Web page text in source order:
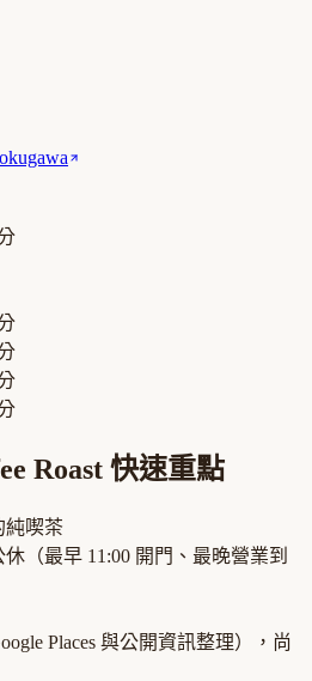
Roast 快速重點
純喫茶
休 （最早 11:00 開門、最晚營業到
Places 與公開資訊整理），尚